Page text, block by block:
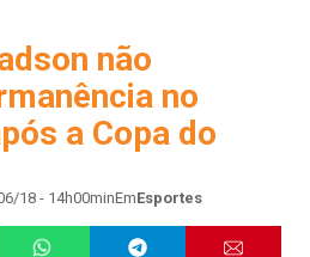
não
no
a Copa do
18 - 14h00minEmEsportes